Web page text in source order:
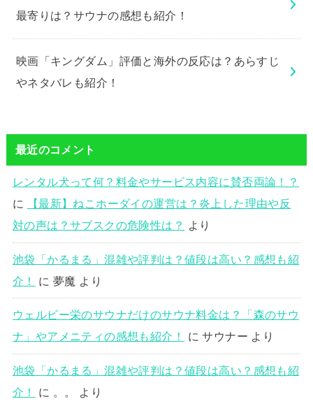
最寄りは？サウナの感想も紹介！
映画「キングダム」評価と海外の反応は？あらすじ
やネタバレも紹介！
最近のコメント
レンタル犬って何？料金やサービス内容に賛否両論！？
に
【最新】ねこホーダイの運営は？炎上した理由や反
対の声は？サブスクの危険性は？
より
池袋「かるまる」混雑や評判は？値段は高い？感想も紹
介！
に 夢魔 より
ウェルビー栄のサウナだけのサウナ料金は？「森のサウ
ナ」やアメニティの感想も紹介！
にサウナー より
池袋「かるまる」混雑や評判は？値段は高い？感想も紹
介！
に 。。 より